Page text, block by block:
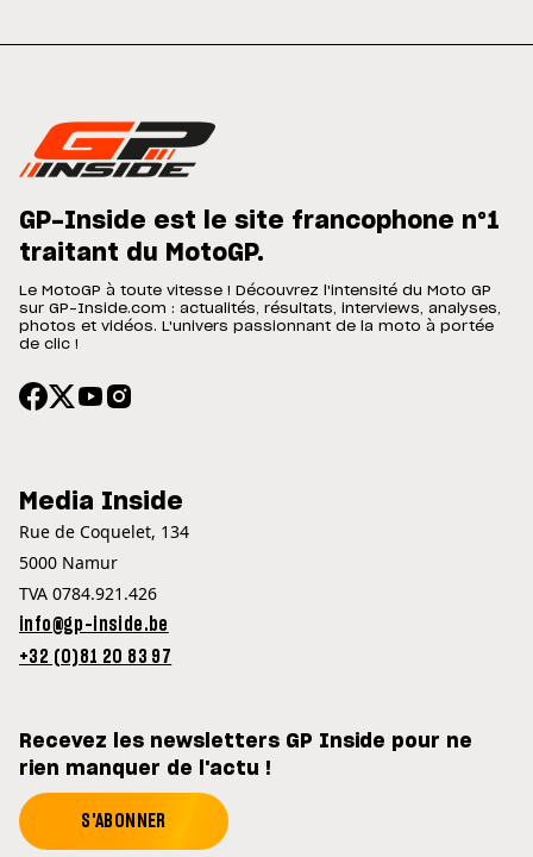
GP-Inside est le site francophone n°1
traitant du MotoGP.
Le MotoGP à toute vitesse ! Découvrez l'intensité du Moto GP
sur GP-Inside.com : actualités, résultats, interviews, analyses,
photos et vidéos. L'univers passionnant de la moto à portée
de clic !
Media Inside
Rue de Coquelet, 134
5000 Namur
TVA 0784.921.426
info@gp-inside.be
+32 (0)81 20 83 97
Recevez les newsletters GP Inside pour ne
rien manquer de l'actu !
S'ABONNER